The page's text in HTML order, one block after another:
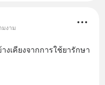
มงาม
งเคียงจากการใช้ยารักษา